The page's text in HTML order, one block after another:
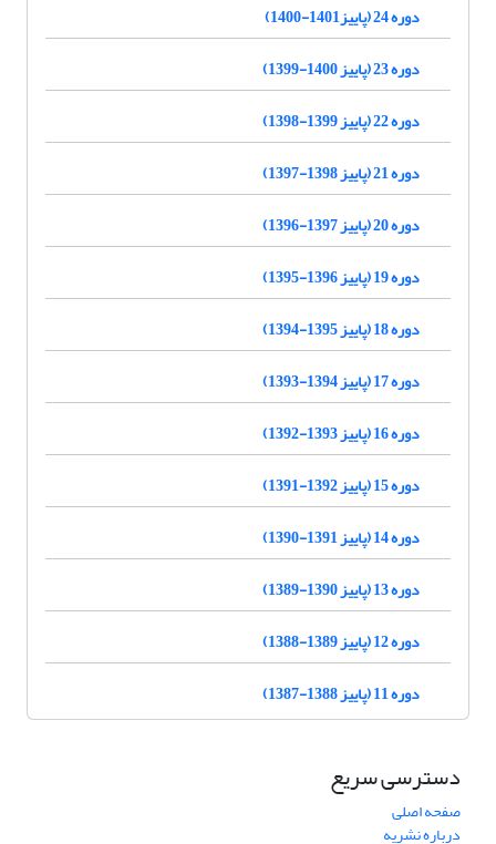
دوره 24 (پاییز1401-1400)
دوره 23 (پاییز 1400-1399)
دوره 22 (پاییز 1399-1398)
دوره 21 (پاییز 1398-1397)
دوره 20 (پاییز 1397-1396)
دوره 19 (پاییز 1396-1395)
دوره 18 (پاییز 1395-1394)
دوره 17 (پاییز 1394-1393)
دوره 16 (پاییز 1393-1392)
دوره 15 (پاییز 1392-1391)
دوره 14 (پاییز 1391-1390)
دوره 13 (پاییز 1390-1389)
دوره 12 (پاییز 1389-1388)
دوره 11 (پاییز 1388-1387)
دسترسی سریع
صفحه اصلی
درباره نشریه